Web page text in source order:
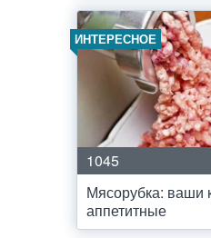
ИНТЕРЕСНОЕ
1045
Мясорубка: ваши
аппетитные